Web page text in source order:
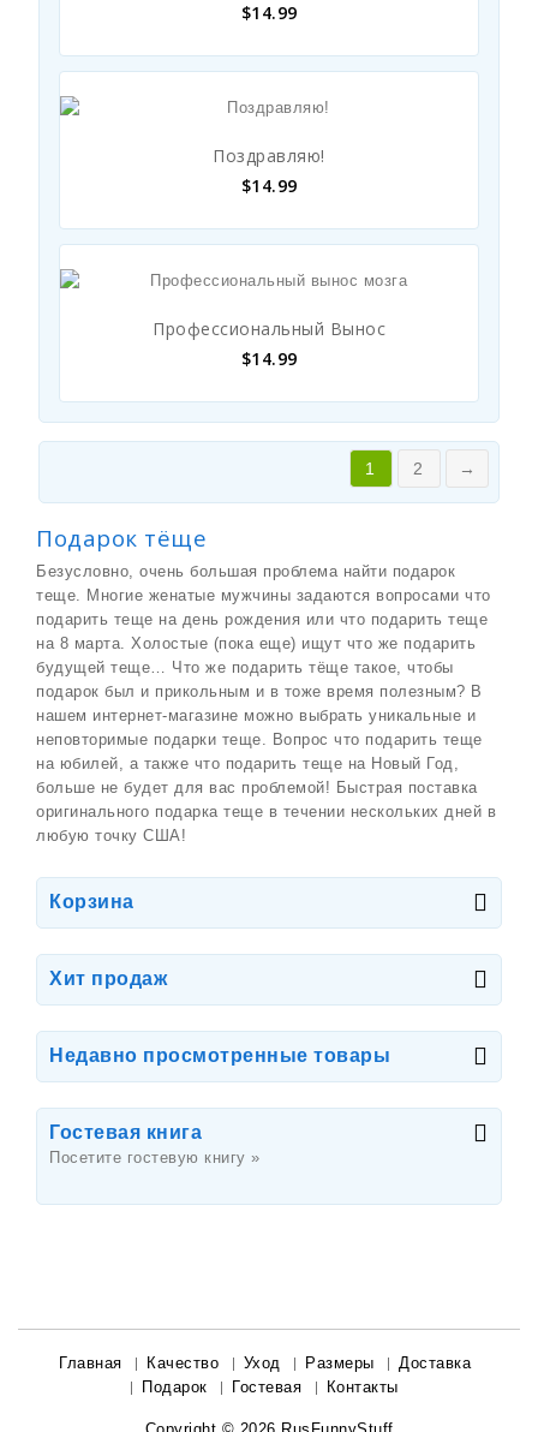
$14.99
Поздравляю!
$14.99
Профессиональный Вынос
$14.99
1 2 →
Подарок тёще
Безусловно, очень большая проблема найти подарок
теще. Многие женатые мужчины задаются вопросами что
подарить теще на день рождения или что подарить теще
на 8 марта. Холостые (пока еще) ищут что же подарить
будущей теще… Что же подарить тёще такое, чтобы
подарок был и прикольным и в тоже время полезным? В
нашем интернет-магазине можно выбрать уникальные и
неповторимые подарки теще. Вопрос что подарить теще
на юбилей, а также что подарить теще на Новый Год,
больше не будет для вас проблемой! Быстрая поставка
оригинального подарка теще в течении нескольких дней в
любую точку США!
Корзина
Хит продаж
Недавно просмотренные товары
Гостевая книга
Посетите гостевую книгу »
Главная Качество Уход Размеры
Доставка
Подарок
Гостевая Контакты